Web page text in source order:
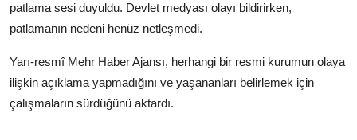
patlama sesi duyuldu. Devlet medyası olayı bildirirken,
patlamanın nedeni henüz netleşmedi.
Yarı-resmî Mehr Haber Ajansı, herhangi bir resmi kurumun olaya
ilişkin açıklama yapmadığını ve yaşananları belirlemek için
çalışmaların sürdüğünü aktardı.